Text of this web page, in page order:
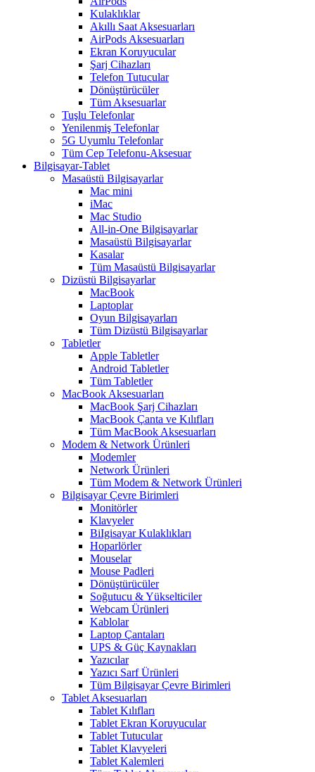
Kulaklıklar
Akıllı Saat Aksesuarları
AirPods Aksesuarları
Ekran Koruyucular
Şarj Cihazları
Telefon Tutucular
Dönüştürücüler
Tüm Aksesuarlar
Tuşlu Telefonlar
Yenilenmiş Telefonlar
5G Uyumlu Telefonlar
Tüm Cep Telefonu-Aksesuar
Bilgisayar-Tablet
Masaüstü Bilgisayarlar
Mac mini
iMac
Mac Studio
All-in-One Bilgisayarlar
Masaüstü Bilgisayarlar
Kasalar
Tüm Masaüstü Bilgisayarlar
Dizüstü Bilgisayarlar
MacBook
Laptoplar
Oyun Bilgisayarları
Tüm Dizüstü Bilgisayarlar
Tabletler
Apple Tabletler
Android Tabletler
Tüm Tabletler
MacBook Aksesuarları
MacBook Şarj Cihazları
MacBook Çanta ve Kılıfları
Tüm MacBook Aksesuarları
Modem & Network Ürünleri
Modemler
Network Ürünleri
Tüm Modem & Network Ürünleri
Bilgisayar Çevre Birimleri
Monitörler
Klavyeler
BiIgisayar Kulaklıkları
Hoparlörler
Mouselar
Mouse Padleri
Dönüştürücüler
Soğutucu & Yükselticiler
Webcam Ürünleri
Kablolar
Laptop Çantaları
UPS & Güç Kaynakları
Yazıcılar
Yazıcı Sarf Ürünleri
Tüm Bilgisayar Çevre Birimleri
Tablet Aksesuarları
Tablet Kılıfları
Tablet Ekran Koruyucular
Tablet Tutucular
Tablet Klavyeleri
Tablet Kalemleri